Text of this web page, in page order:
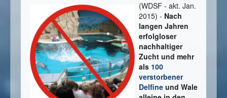
(WDSF - akt. Jan.
2015) - Nach
langen Jahren
erfolgloser
nachhaltiger
Zucht und mehr
als 100
verstorbener
Delfine und Wale